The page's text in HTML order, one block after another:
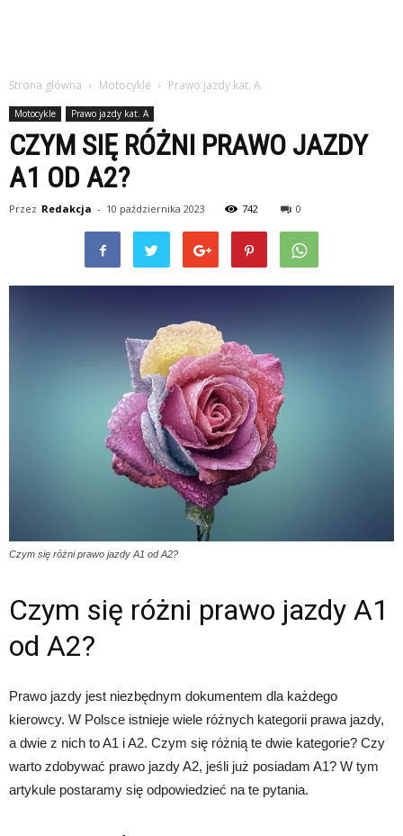
Strona główna Motocykle Prawo jazdy kat. A
Motocykle Prawo jazdy kat. A
CZYM SIĘ RÓŻNI PRAWO JAZDY
A1 OD A2?
Przez Redakcja - 10 października 2023 742 0
Czym się różni prawo jazdy A1 od A2?
Czym się różni prawo jazdy A1
od A2?
Prawo jazdy jest niezbędnym dokumentem dla każdego
kierowcy. W Polsce istnieje wiele różnych kategorii prawa jazdy,
a dwie z nich to A1 i A2. Czym się różnią te dwie kategorie? Czy
warto zdobywać prawo jazdy A2, jeśli już posiadam A1? W tym
artykule postaramy się odpowiedzieć na te pytania.